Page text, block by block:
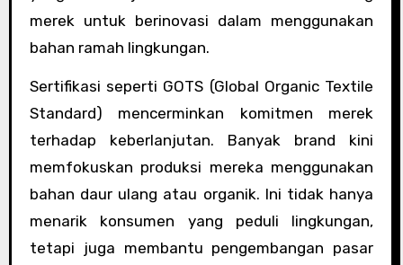
merek untuk berinovasi dalam menggunakan
bahan ramah lingkungan.
Sertifikasi seperti GOTS (Global Organic Textile
Standard) mencerminkan komitmen merek
terhadap keberlanjutan. Banyak brand kini
memfokuskan produksi mereka menggunakan
bahan daur ulang atau organik. Ini tidak hanya
menarik konsumen yang peduli lingkungan,
tetapi juga membantu pengembangan pasar